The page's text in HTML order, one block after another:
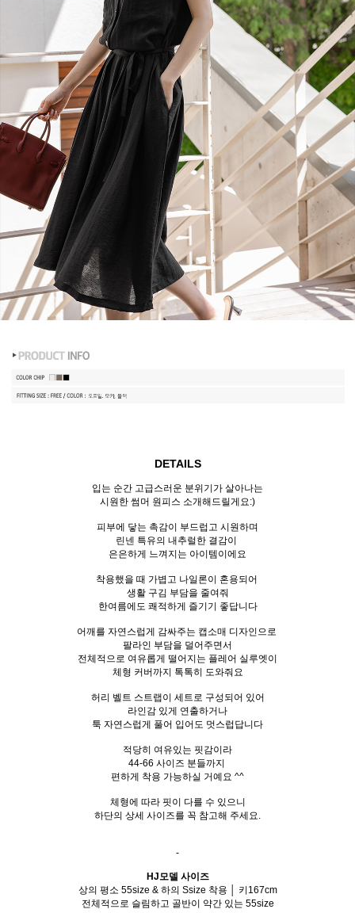
DETAILS
입는 순간 고급스러운 분위기가 살아나는
시원한 썸머 원피스 소개해드릴게요:)
피부에 닿는 촉감이 부드럽고 시원하며
린넨 특유의 내추럴한 결감이
은은하게 느껴지는 아이템이에요
착용했을 때 가볍고 나일론이 혼용되어
생활 구김 부담을 줄여줘
한여름에도 쾌적하게 즐기기 좋답니다
어깨를 자연스럽게 감싸주는 캡소매 디자인으로
팔라인 부담을 덜어주면서
전체적으로 여유롭게 떨어지는 플레어 실루엣이
체형 커버까지 톡톡히 도와줘요
허리 벨트 스트랩이 세트로 구성되어 있어
라인감 있게 연출하거나
툭 자연스럽게 풀어 입어도 멋스럽답니다
적당히 여유있는 핏감이라
44-66 사이즈 분들까지
편하게 착용 가능하실 거예요 ^^
체형에 따라 핏이 다를 수 있으니
하단의 상세 사이즈를 꼭 참고해 주세요.
-
HJ모델 사이즈
상의 평소 55size & 하의 Ssize 착용 │ 키167cm
전체적으로 슬림하고 골반이 약간 있는 55size